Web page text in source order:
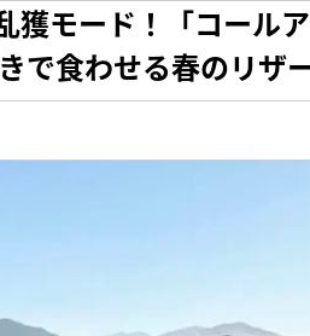
モード！「コール
で食わせる春のリザ